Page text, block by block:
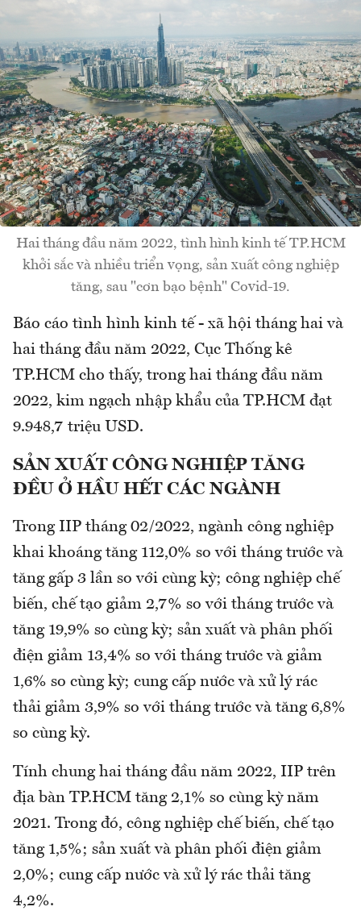
Hai tháng đầu năm 2022, tình hình kinh tế TP.HCM
khởi sắc và nhiều triển vọng, sản xuất công nghiệp
tăng, sau "cơn bạo bệnh" Covid-19.
Báo cáo tình hình kinh tế - xã hội tháng hai và
hai tháng đầu năm 2022, Cục Thống kê
TP.HCM cho thấy, trong hai tháng đầu năm
2022, kim ngạch nhập khẩu của TP.HCM đạt
9.948,7 triệu USD.
SẢN XUẤT CÔNG NGHIỆP TĂNG
ĐỀU Ở HẦU HẾT CÁC NGÀNH
Trong IIP tháng 02/2022, ngành công nghiệp
khai khoáng tăng 112,0% so với tháng trước và
tăng gấp 3 lần so với cùng kỳ; công nghiệp chế
biến, chế tạo giảm 2,7% so với tháng trước và
tăng 19,9% so cùng kỳ; sản xuất và phân phối
điện giảm 13,4% so với tháng trước và giảm
1,6% so cùng kỳ; cung cấp nước và xử lý rác
thải giảm 3,9% so với tháng trước và tăng 6,8%
so cùng kỳ.
Tính chung hai tháng đầu năm 2022, IIP trên
địa bàn TP.HCM tăng 2,1% so cùng kỳ năm
2021. Trong đó, công nghiệp chế biến, chế tạo
tăng 1,5%; sản xuất và phân phối điện giảm
2,0%; cung cấp nước và xử lý rác thải tăng
4,2%.